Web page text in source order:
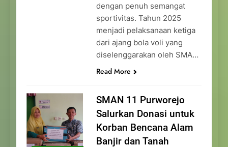
dengan penuh semangat
sportivitas. Tahun 2025
menjadi pelaksanaan ketiga
dari ajang bola voli yang
diselenggarakan oleh SMA…
Read More
SMAN 11 Purworejo
Salurkan Donasi untuk
Korban Bencana Alam
Banjir dan Tanah